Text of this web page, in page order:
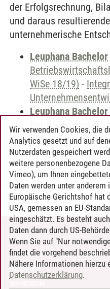
der Erfolgsrechnung,
und daraus
unternehmerische
Leuphana Bachelor
WiSe 18/19) -
Leuphana Bachelor
WiSe 17/18)-
Timo Leder/30.06.2024
KONTAKT
LEUPHANA ALS ARBEITGEBER
INTRANET
Wir verwenden Cookies, die
Analytics gesetzt und auf
Nutzerdaten gespeichert
weitere personenbezogene
Vimeo), um Ihnen
Daten werden unter
Europäische Gerichtshof hat
USA, gemessen an EU-
eingeschätzt. Es besteht
Daten dann durch US-
Wenn Sie auf "Nur
findet die vorgehend
Nähere Informationen hierzu
Datenschutzerklärung.